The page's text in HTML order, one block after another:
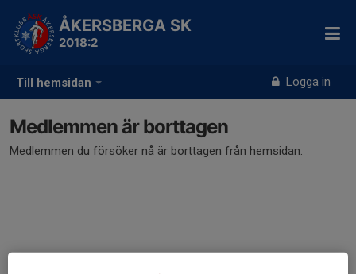
Till hemsidan Logga in
ÅKERSBERGA SK
2018:2
Medlemmen är borttagen
Medlemmen du försöker nå är borttagen från hemsidan.